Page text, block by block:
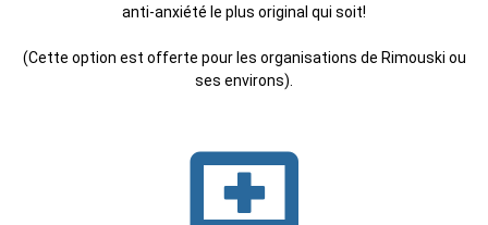
anti-anxiété le plus original qui soit!
(Cette option est offerte pour les organisations de Rimouski ou
ses environs).